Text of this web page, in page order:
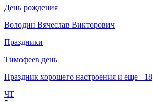
День рождения
Володин Вячеслав Викторович
Праздники
Тимофеев день
Праздник хорошего настроения и еще +18
ЧТ